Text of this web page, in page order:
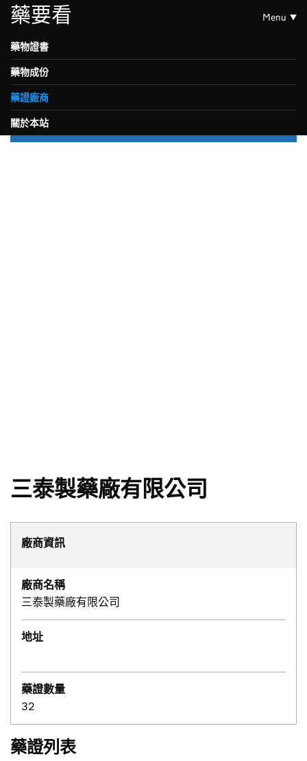
藥要看 Menu
藥物證書
藥物成份
藥證廠商
關於本站
三泰製藥廠有限公司
廠商資訊
廠商名稱
三泰製藥廠有限公司
地址
藥證數量
32
藥證列表